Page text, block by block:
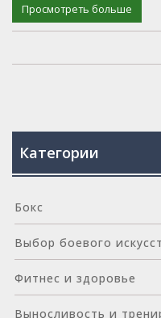
Просмотреть больше
Категории
Бокс
Выбор боевого
Фитнес и здоровье
Выносливость и